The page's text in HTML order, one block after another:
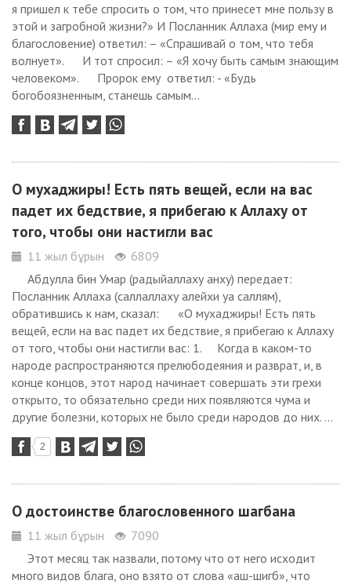
я пришел к тебе спросить о том, что принесет мне пользу в
этой и загробной жизни?» И Посланник Аллаха (мир ему и
благословение) ответил: – «Спрашивай о том, что тебя
волнует». И тот спросил: – «Я хочу быть самым знающим
человеком». Пророк ему ответил: - «Будь
богобоязненным, станешь самым...
О мухаджиры! Есть пять вещей, если на вас
падет их бедствие, я прибегаю к Аллаху от
того, чтобы они настигли вас
11 жыл бұрын
6809
Абдулла бин Умар (радыйаллаху анху) передает:
Посланник Аллаха (саллаллаху алейхи уа саллям),
обратившись к нам, сказал: «О мухаджиры! Есть пять
вещей, если на вас падет их бедствие, я прибегаю к Аллаху
от того, чтобы они настигли вас: 1. Когда в каком-то
народе распространяются прелюбодеяния и разврат, и, в
конце концов, этот народ начинает совершать эти грехи
открыто, то обязательно среди них появляются чума и
другие болезни, которых не было среди народов до них. ...
2
О достоинстве благословенного шагбана
11 жыл бұрын
7090
Этот месяц так назвали, потому что от него исходит
много видов блага, оно взято от слова «аш-шигб», что